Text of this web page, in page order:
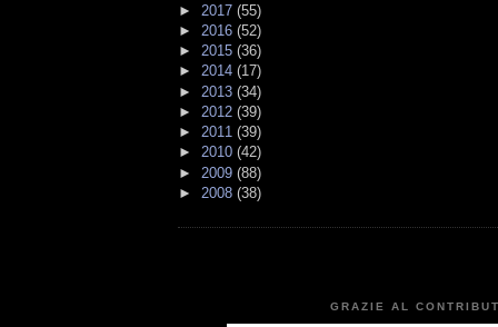
► 2017 (55)
► 2016 (52)
► 2015 (36)
► 2014 (17)
► 2013 (34)
► 2012 (39)
► 2011 (39)
► 2010 (42)
► 2009 (88)
► 2008 (38)
GRAZIE AL